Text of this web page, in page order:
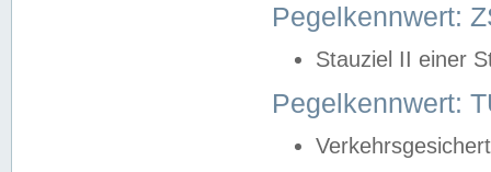
Pegelkennwert:
Stauziel II einer
Pegelkennwert: